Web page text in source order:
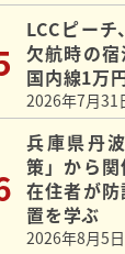
LCCピーチ
欠航時の宿
国内線1万
2026年7月31
兵庫県丹
策」から
在住者が
置を学ぶ
2026年8月5日